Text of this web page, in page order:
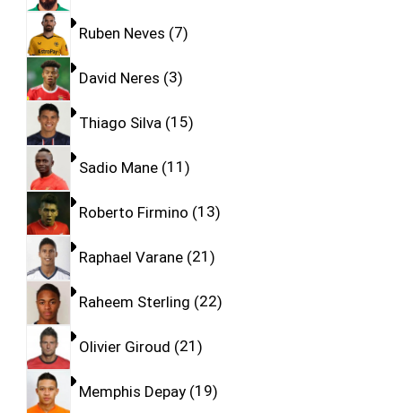
Ruben Neves 7
David Neres 3
Thiago Silva 15
Sadio Mane 11
Roberto Firmino 13
Raphael Varane 21
Raheem Sterling 22
Olivier Giroud 21
Memphis Depay 19